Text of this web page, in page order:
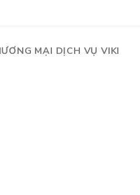
MẠI DỊCH VỤ VIKI